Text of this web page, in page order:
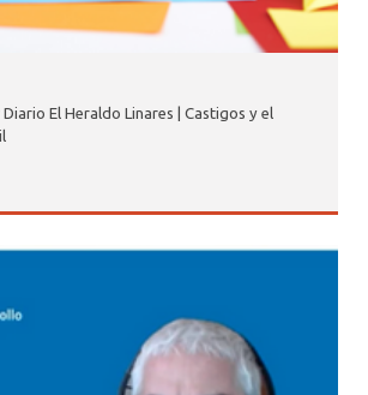
El Heraldo Linares | Castigos y el